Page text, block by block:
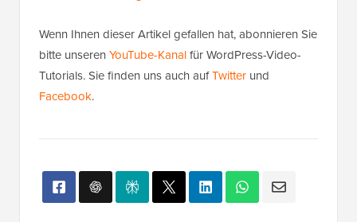
Wenn Ihnen dieser Artikel gefallen hat, abonnieren Sie
bitte unseren YouTube-Kanalfür WordPress-Video-
Tutorials. Sie finden uns auch aufTwitter und
Facebook.